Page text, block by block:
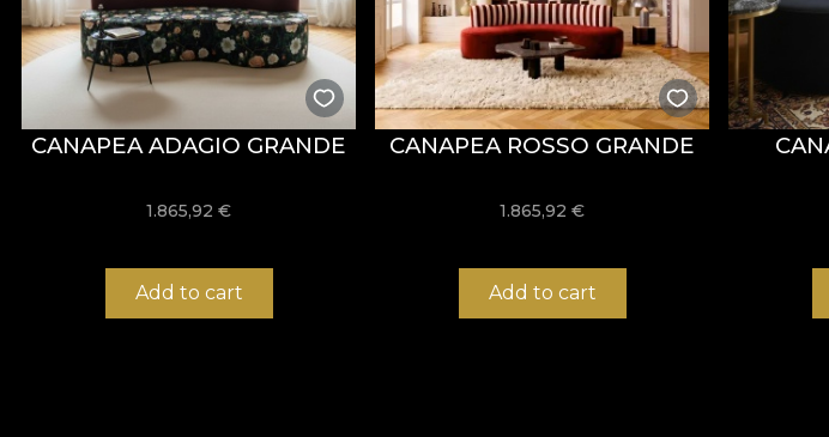
CANAPEA ADAGIO GRANDE
1.865,92€
Add to cart
CANAPEA ROSSO GRANDE
1.865,92€
Add to cart